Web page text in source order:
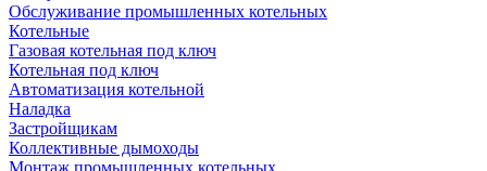
Обслуживание промышленных котельных
Котельные
Газовая котельная под ключ
Котельная под ключ
Автоматизация котельной
Наладка
Застройщикам
Коллективные дымоходы
Монтаж промышленных котельных